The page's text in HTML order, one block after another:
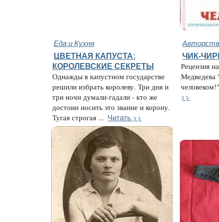
Еда и Кухня
ЦВЕТНАЯ КАПУСТА:
КОРОЛЕВСКИЕ СЕКРЕТЫ
Однажды в капустном государстве
решили избрать королеву. Три дня и
три ночи думали-гадали - кто же
достоин носить это звание и корону.
Тугая строгая ... Читать >>
ЧИК-
Рецензия
Медведева
>>